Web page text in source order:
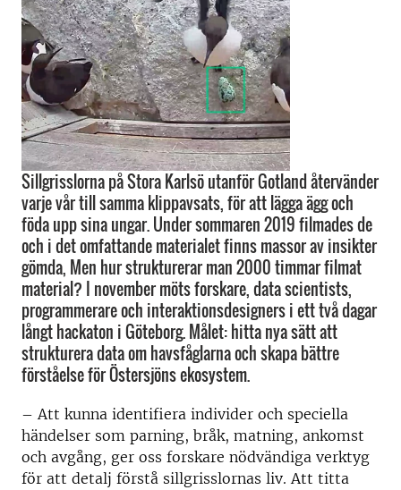
Sillgrisslorna på Stora Karlsö utanför Gotland återvänder
varje vår till samma klippavsats, för att lägga ägg och
föda upp sina ungar. Under sommaren 2019 filmades de
och i det omfattande materialet finns massor av insikter
gömda, Men hur strukturerar man 2000 timmar filmat
material? I november möts forskare, data scientists,
programmerare och interaktionsdesigners i ett två dagar
långt hackaton i Göteborg. Målet: hitta nya sätt att
strukturera data om havsfåglarna och skapa bättre
förståelse för Östersjöns ekosystem.
– Att kunna identifiera individer och speciella
händelser som parning, bråk, matning, ankomst
och avgång, ger oss forskare nödvändiga verktyg
för att detalj förstå sillgrisslornas liv. Att titta